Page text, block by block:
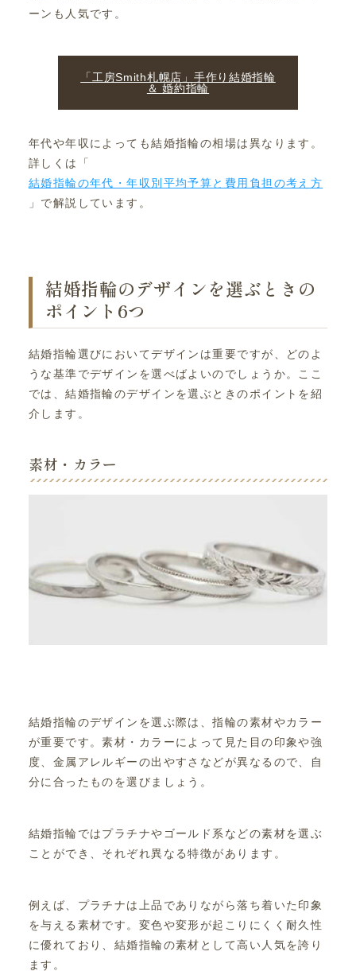
ーンも人気です。
「工房Smith札幌店」手作り結婚指輪
＆ 婚約指輪
年代や年収によっても結婚指輪の相場は異なります。
詳しくは「
結婚指輪の年代・年収別平均予算と費用負担の考え方
」で解説しています。
結婚指輪のデザインを選ぶときの
ポイント6つ
結婚指輪選びにおいてデザインは重要ですが、どのよ
うな基準でデザインを選べばよいのでしょうか。ここ
では、結婚指輪のデザインを選ぶときのポイントを紹
介します。
素材・カラー
結婚指輪のデザインを選ぶ際は、指輪の素材やカラー
が重要です。素材・カラーによって見た目の印象や強
度、金属アレルギーの出やすさなどが異なるので、自
分に合ったものを選びましょう。
結婚指輪ではプラチナやゴールド系などの素材を選ぶ
ことができ、それぞれ異なる特徴があります。
例えば、プラチナは上品でありながら落ち着いた印象
を与える素材です。変色や変形が起こりにくく耐久性
に優れており、結婚指輪の素材として高い人気を誇り
ます。